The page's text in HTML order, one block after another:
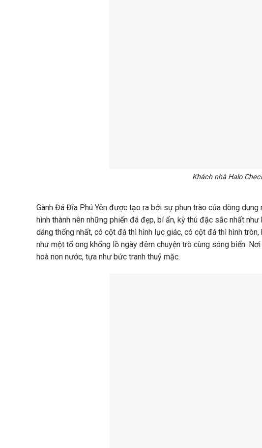
Khách nhà Halo
Gành Đá Đĩa Phú Yên được tạo ra bởi sự phun trào của dòng
hình thành nên những phiến đá đẹp, bí ẩn, kỳ thú đặc sắc nhất
dáng thống nhất, có cột đá thì hình lục giác, có cột đá thì hình
như một tổ ong khổng lồ ngày đêm chuyện trò cùng sóng biển.
hoà non nước, tựa như bức tranh thuỷ mặc.